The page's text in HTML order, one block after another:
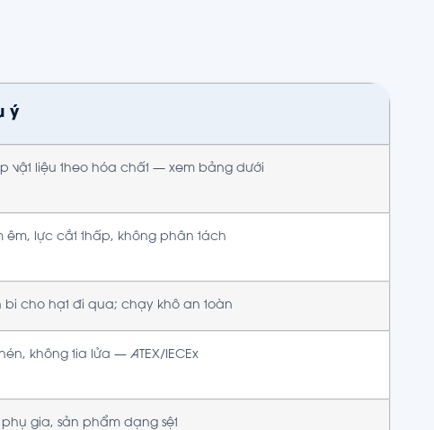
ý
vật liệu theo hóa chất — xem bảng dưới
êm, lực cắt thấp, không phân tách
bi cho hạt đi qua; chạy khô an toàn
không tia lửa — ATEX/IECEx
phụ gia, sản phẩm dạng sệt